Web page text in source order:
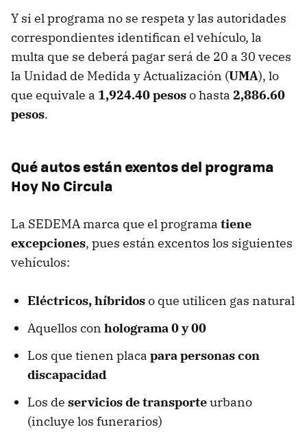
Y si el programa no se respeta y las autoridades
correspondientes identifican el vehículo, la
multa que se deberá pagar será de 20 a 30 veces
la Unidad de Medida y Actualización (UMA), lo
que equivale a 1,924.40 pesoso hasta 2,886.60
pesos.
Qué autos están exentos del programa
Hoy No Circula
La SEDEMA marca que el programa tiene
excepciones, pues están excentos los siguientes
vehículos:
Eléctricos, híbridoso que utilicen gas natural
Aquellos con holograma 0 y 00
Los que tienen placa para personas con
discapacidad
Los de servicios de transporteurbano
(incluye los funerarios)